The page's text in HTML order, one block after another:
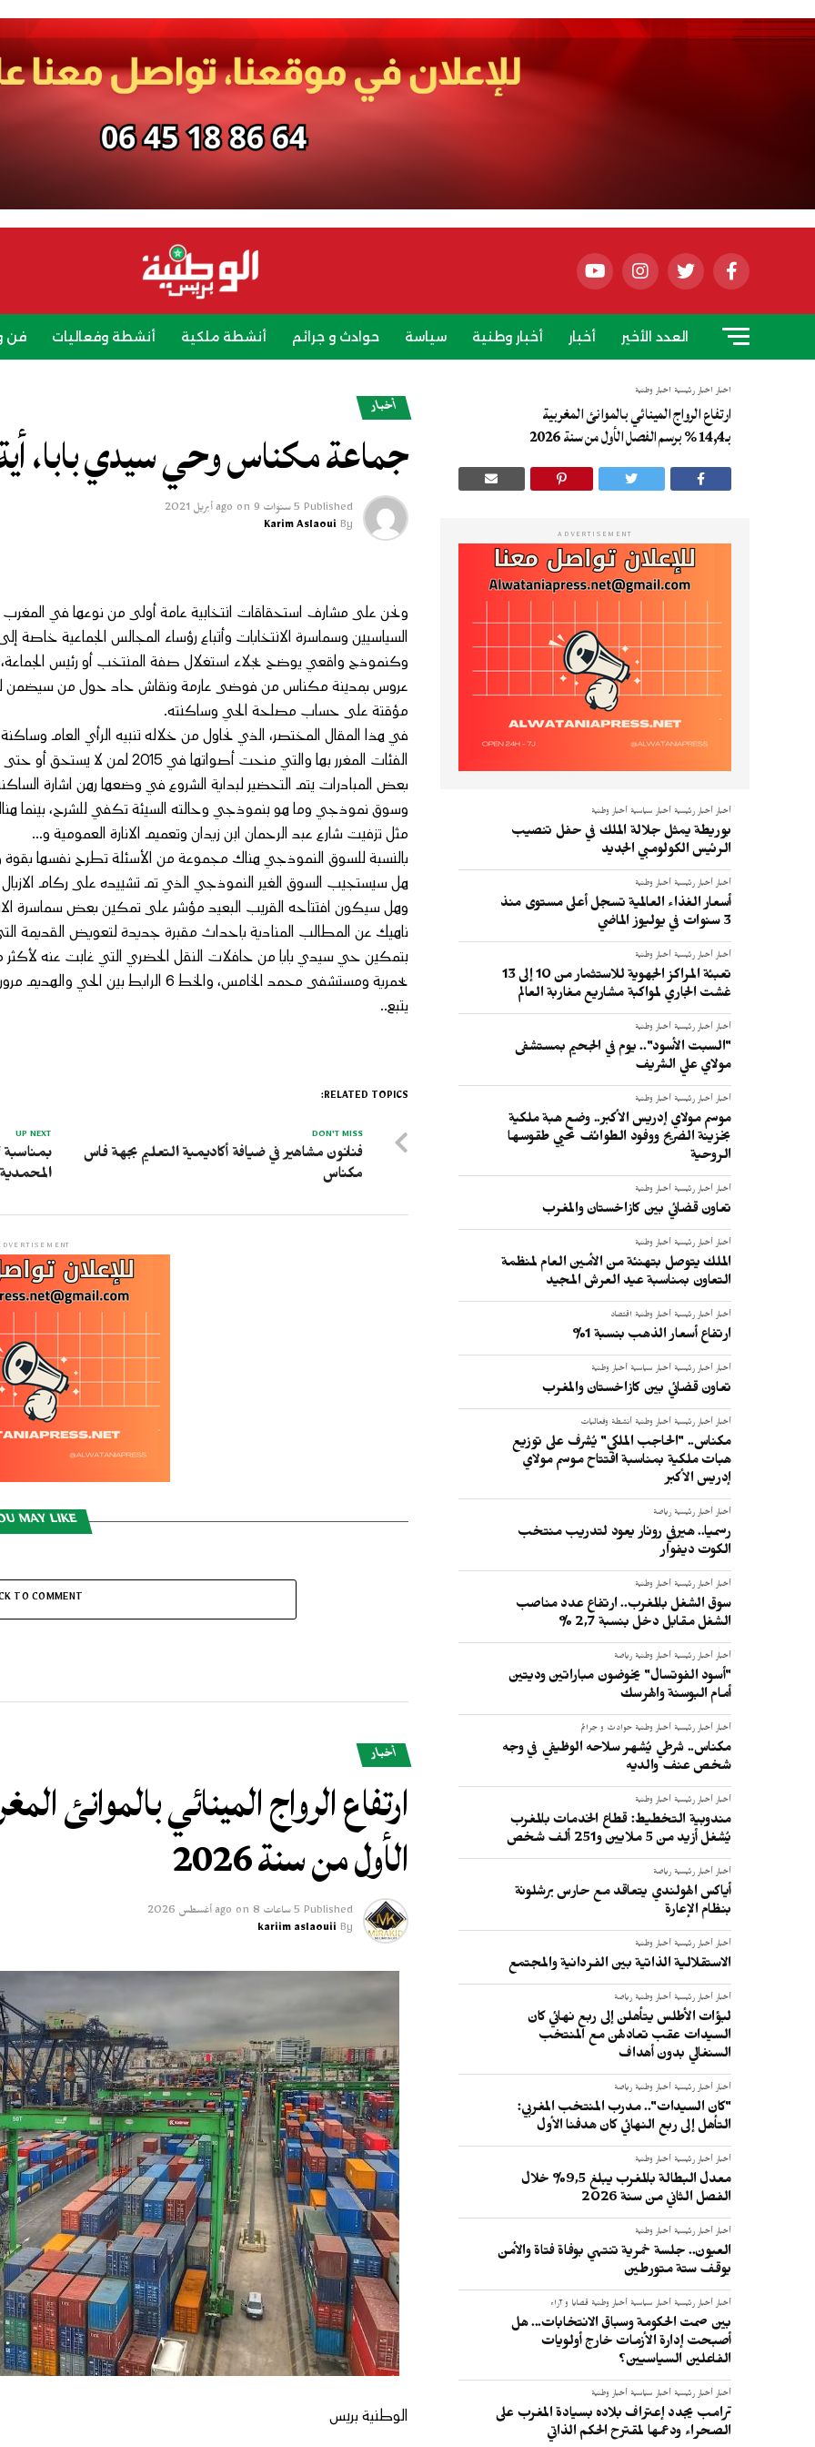
العدد الأخير أخبار أخبار وطنية سياسة حوادث و جرائم أنشطة ملكية أنشطة وفعاليات فن
أخبار أخبار رئيسية أخبار وطنية
ارتفاع الرواج المينائي بالموانئ المغربية
بـ14,4% برسم الفصل الأول من سنة 2026
ADVERTISEMENT
أخبار أخبار رئيسية أخبار سياسية أخبار وطنية
بوريطة يمثل جلالة الملك في حفل تنصيب
الرئيس الكولومبي الجديد
أخبار أخبار رئيسية أخبار وطنية
أسعار الغذاء العالمية تسجل أعلى مستوى منذ
3 سنوات في يوليوز الماضي
أخبار أخبار رئيسية أخبار وطنية
تعبئة المراكز الجهوية للاستثمار من 10 إلى 13
غشت الجاري لمواكبة مشاريع مغاربة العالم
أخبار أخبار رئيسية أخبار وطنية
"السبت الأسود".. يوم في الجحيم بمستشفى
مولاي علي الشريف
أخبار أخبار رئيسية أخبار وطنية
موسم مولاي إدريس الأكبر.. وضع هبة ملكية
بخزينة الضريح ووفود الطوائف تحيي طقوسها
الروحية
أخبار أخبار رئيسية أخبار وطنية
تعاون قضائي بين كازاخستان والمغرب
أخبار أخبار رئيسية أخبار وطنية
الملك يتوصل بتهنئة من الأمين العام لمنظمة
التعاون بمناسبة عيد العرش المجيد
أخبار أخبار رئيسية أخبار وطنية اقتصاد
ارتفاع أسعار الذهب بنسبة 1%
أخبار أخبار رئيسية أخبار سياسية أخبار وطنية
تعاون قضائي بين كازاخستان والمغرب
أخبار أخبار رئيسية أخبار وطنية أنشطة وفعاليات
مكناس.. "الحاجب الملكي" يُشرف على توزيع
هبات ملكية بمناسبة افتتاح موسم مولاي
إدريس الأكبر
أخبار أخبار رئيسية رياضة
رسميا.. هيرفي رونار يعود لتدريب منتخب
الكوت ديفوار
أخبار أخبار رئيسية أخبار وطنية
سوق الشغل بالمغرب.. ارتفاع عدد مناصب
الشغل مقابل دخل بنسبة 2,7 %
أخبار أخبار رئيسية أخبار وطنية رياضة
"أسود الفوتسال" يخوضون مباراتين وديتين
أمام البوسنة والهرسك
أخبار أخبار رئيسية أخبار وطنية حوادث و جرائم
مكناس.. شرطي يُشهر سلاحه الوظيفي في وجه
شخص عنف والديه
أخبار أخبار رئيسية أخبار وطنية
مندوبية التخطيط: قطاع الخدمات بالمغرب
يُشغل أزيد من 5 ملايين و251 ألف شخص
أخبار أخبار رئيسية رياضة
أياكس الهولندي يتعاقد مع حارس برشلونة
بنظام الإعارة
أخبار أخبار رئيسية أخبار وطنية
الاستقلالية الذاتية بين الفردانية والمجتمع
أخبار أخبار رئيسية أخبار وطنية رياضة
لبؤات الأطلس يتأهلن إلى ربع نهائي كان
السيدات عقب تعادلهن مع المنتخب
السنغالي بدون أهداف
أخبار أخبار رئيسية أخبار وطنية رياضة
"كان السيدات".. مدرب المنتخب المغربي:
التأهل إلى ربع النهائي كان هدفنا الأول
أخبار أخبار رئيسية أخبار وطنية
معدل البطالة بالمغرب يبلغ 9,5% خلال
الفصل الثاني من سنة 2026
أخبار أخبار رئيسية أخبار وطنية
العيون.. جلسة خمرية تنتهي بوفاة فتاة والأمن
يوقف ستة متورطين
أخبار أخبار رئيسية أخبار سياسية أخبار وطنية قضايا و آراء
بين صمت الحكومة وسباق الانتخابات... هل
أصبحت إدارة الأزمات خارج أولويات
الفاعلين السياسيين؟
أخبار أخبار رئيسية أخبار سياسية أخبار وطنية
ترامب يجدد إعتراف بلاده بسيادة المغرب على
الصحراء ودعمها لمقترح الحكم الذاتي
أخبار
جماعة مكناس وحي سيدي بابا،
Published 5 سنوات ago on 9 أبريل 2021
By
Karim Aslaoui
ونحن على مشارف استحقاقات انتخابية عامة أولى من نوعها في
السياسيين وسماسرة الانتخابات وأتباع رؤساء المجالس الجماعية خاصة
وكنموذج واقعي يوضح بجلاء استغلال صفة المنتخب أو رئيس
عروس بمدينة مكناس من فوضى عارمة ونقاش حاد حول من سيضمن
مؤقتة على حساب مصلحة الحي وساكنته.
في هذا المقال المختصر، الذي نحاول من خلاله تنبيه الرأي العام
الفئات المغرر بها والتي منحت أصواتها في 2015 لمن لا يستحق أو حتى لمن يستحق.
بعض المبادرات يتم التحضير لبداية الشروع في وضعها رهن اشارة
وسوق نموذجي وما هو بنموذجي وحالته السيئة تكفي للشرح، بينما
مثل تزفيت شارع عبد الرحمان ابن زيدان وتعميم الانارة العمومية و…
بالنسبة للسوق النموذجي هناك مجموعة من الأسئلة تطرح نفسها بقوة
هل سيستجيب السوق الغير النموذجي الذي تم تشييده على ركام
وهل سيكون افتتاحه القريب البعيد مؤشر على تمكين بعض سماسرة
ناهيك عن المطالب المنادية باحداث مقبرة جديدة لتعويض القديمة
بحمرية ومستشفى محمد الخامس، والخط 6 الرابط بين الحي والهديم مرورا بكلية العلوم والآداب.
يتبع..
RELATED TOPICS:
UP NEXT
بمناسبة
DON'T MISS
فنانون مشاهير في ضيافة أكاديمية التعليم بجهة فاس
مكناس
MAY LIKE
TO COMMENT
أخبار
الأول من سنة 2026
Published 5 ساعات ago on 8 أغسطس 2026
By
kariim aslaouii
الوطنية بريس